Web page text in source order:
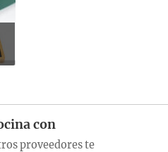
con
proveedores te